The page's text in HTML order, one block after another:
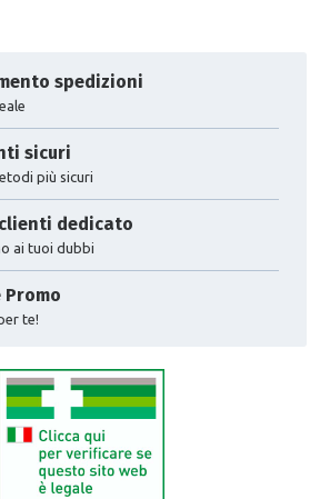
spedizioni
sicuri
più sicuri
dedicato
ai tuoi dubbi
te!